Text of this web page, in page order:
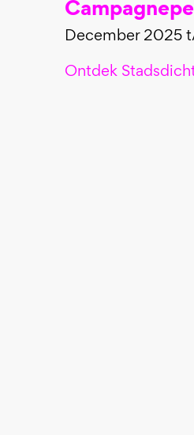
December 2025
Ontdek